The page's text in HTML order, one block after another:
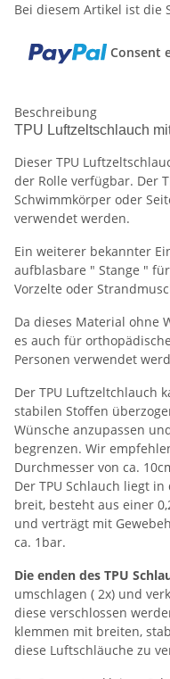
Bei diesem Artikel ist die
Consent
Beschreibung
TPU Luftzeltschlauch
Dieser TPU
der Rolle verfügbar. Der
Schwimmkörper oder
verwendet werden.
Ein weiterer bekannter
aufblasbare " Stange "
Vorzelte oder
Da dieses Material ohne
es auch für
Personen verwendet
Der TPU Luftzeltchlauch
stabilen Stoffen
Wünsche anzupassen
begrenzen. Wir
Durchmesser von ca.
Der TPU Schlauch liegt
breit, besteht aus einer
und verträgt mit
ca. 1bar.
Die enden des TPU
umschlagen ( 2x) und
diese verschlossen
klemmen mit breiten,
diese Luftschläuche zu